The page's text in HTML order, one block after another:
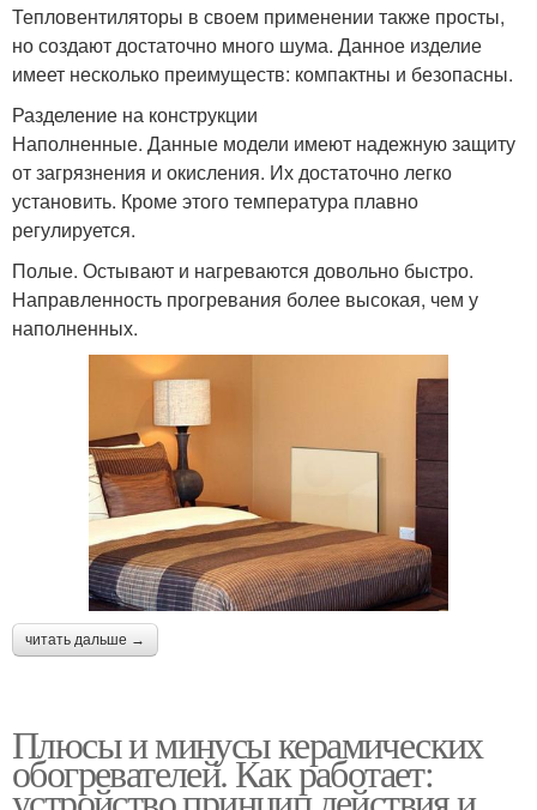
Тепловентиляторы в своем применении также просты,
но создают достаточно много шума. Данное изделие
имеет несколько преимуществ: компактны и безопасны.
Разделение на конструкции
Наполненные. Данные модели имеют надежную защиту
от загрязнения и окисления. Их достаточно легко
установить. Кроме этого температура плавно
регулируется.
Полые. Остывают и нагреваются довольно быстро.
Направленность прогревания более высокая, чем у
наполненных.
читать дальше →
Плюсы и минусы керамических
обогревателей. Как работает: